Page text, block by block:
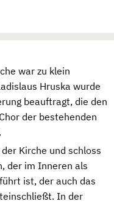
war zu klein
Hruska wurde
beauftragt, die den
der bestehenden
Kirche und schloss
der im Inneren als
ist, der auch das
In der